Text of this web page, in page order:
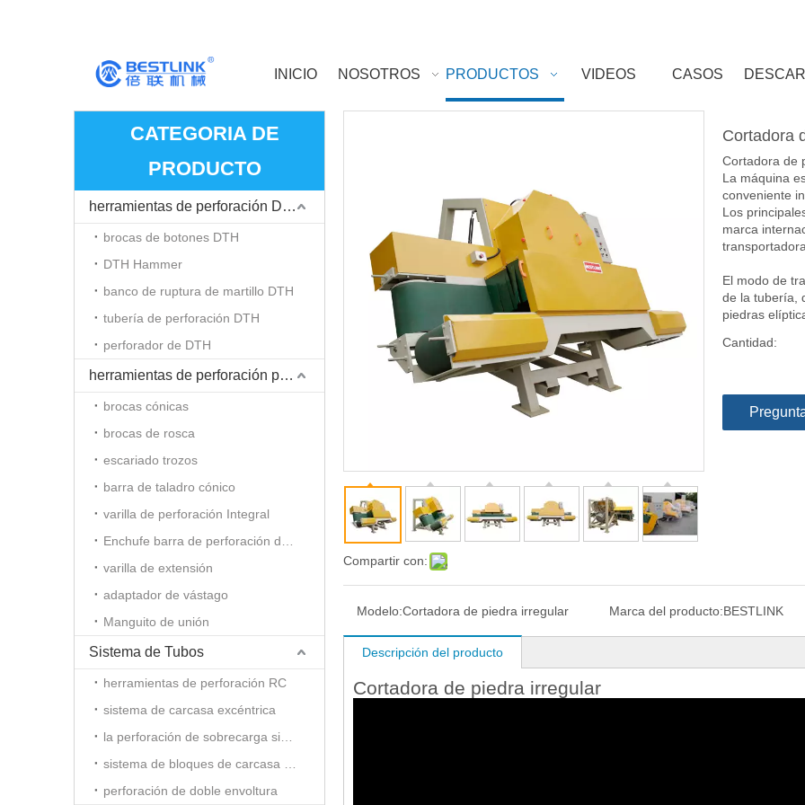
INICIO NOSOTROS PRODUCTOS VIDEOS CASOS
CATEGORIA DE
PRODUCTO
herramientas de perforación DTH
brocas de botones DTH
DTH Hammer
banco de ruptura de martillo DTH
tubería de perforación DTH
perforador de DTH
herramientas de perforación para martillo Top
brocas cónicas
brocas de rosca
escariado trozos
barra de taladro cónico
varilla de perforación Integral
varilla de extensión
adaptador de vástago
Manguito de unión
Sistema de Tubos
herramientas de perforación RC
sistema de carcasa excéntrica
perforación de doble envoltura
Compartir con:
Cortadora
Cortadora de
La máquina
conveniente
Los
marca
El modo de
de la tubería,
piedras
Cantidad:
Modelo:Cortadora de piedra irregular Marca del producto:BESTLINK
Descripción del producto
Cortadora de piedra irregular